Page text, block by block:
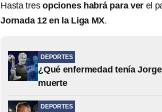
Hasta tres opciones habrá para ver el
Jornada 12 en la Liga MX.
DEPORTES
¿Qué enfermedad tenía
muerte
DEPORTES